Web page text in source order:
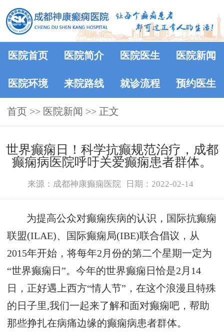
医院首页 医院简介 医院医生 医院新闻
医院环境 来院路线 就诊流程 预约医生
首页 >> 医院新闻 >> 正文
世界癫痫日！科学抗癫规范治疗，成都
癫痫病医院呼吁关爱癫痫患者群体。
来源：成都神康癫痫医院 日期：2022-02-14
为提高公众对癫痫疾病的认识，国际抗癫痫
联盟(ILAE)、国际癫痫局(IBE)联合倡议，从
2015年开始，将每年2月份的第二个星期一定为
“世界癫痫日”。今年的世界癫痫日恰是2月14
日，正好遇上西方“情人节”，在这个浪漫且特殊
的日子里,我们一起来了解和面对癫痫吧，帮助
那些挣扎在病痛边缘的癫痫病患者群体。